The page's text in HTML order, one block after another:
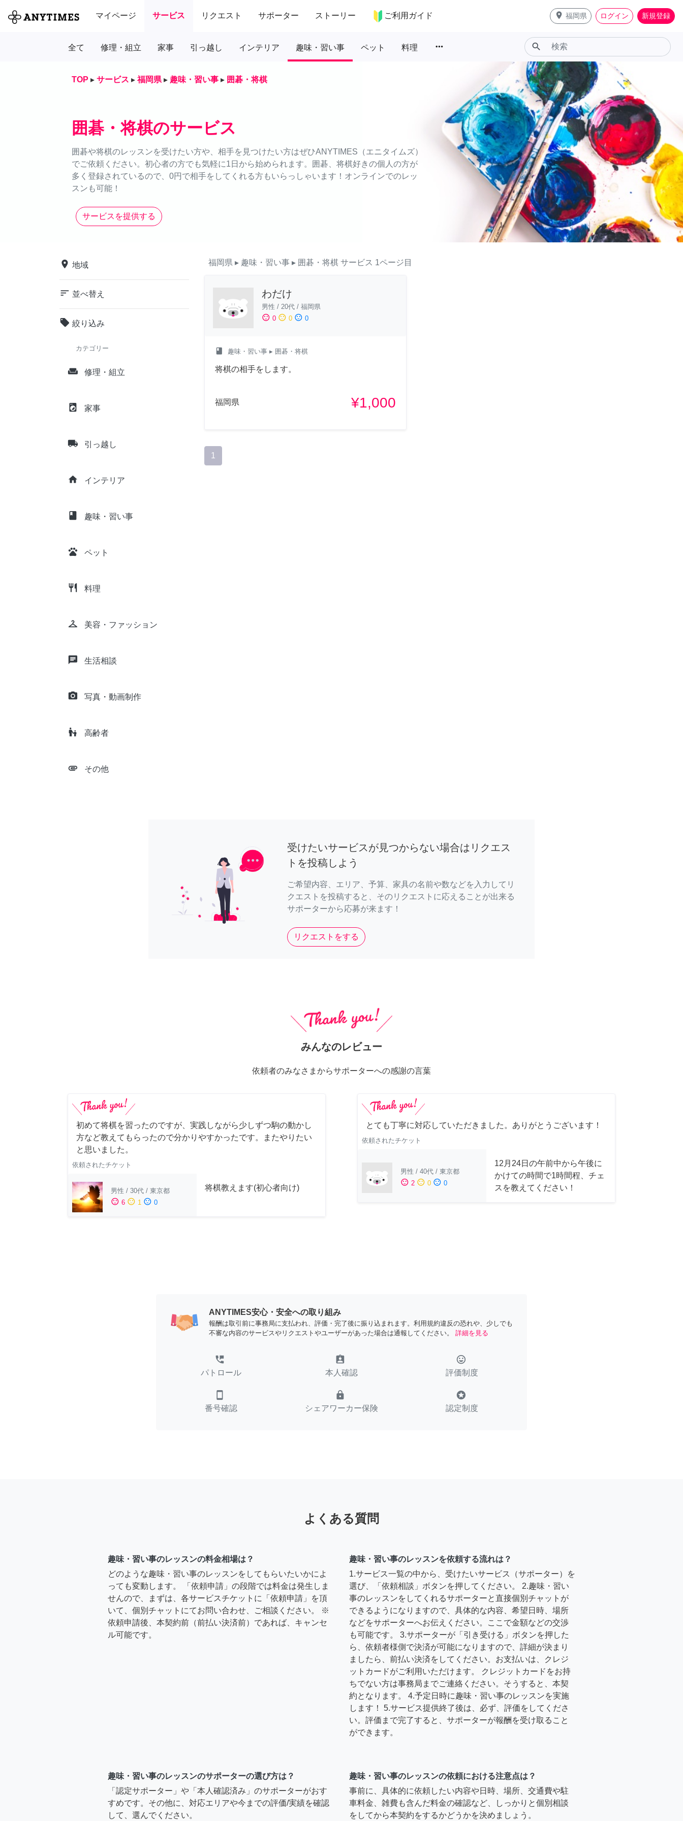
マイページ サービス リクエスト サポーター ストーリー ご利用ガイド place 福岡県 ログイン 新規登録
全て 修理・組立 家事 引っ越し インテリア 趣味・習い事 ペット 料理 more_horiz search
TOP ▸ サービス ▸ 福岡県 ▸ 趣味・習い事 ▸ 囲碁・将棋
囲碁・将棋のサービス
囲碁や将棋のレッスンを受けたい方や、相手を見つけたい方はぜひANYTIMES（エニタイムズ）
でご依頼ください。初心者の方でも気軽に1日から始められます。囲碁、将棋好きの個人の方が
多く登録されているので、0円で相手をしてくれる方もいらっしゃいます！オンラインでのレッ
スンも可能！
サービスを提供する
place 地域
sort 並べ替え
local_offer 絞り込み
カテゴリー
weekend 修理・組立
local_laundry_service 家事
local_shipping 引っ越し
home インテリア
class 趣味・習い事
pets ペット
restaurant 料理
checkroom 美容・ファッション
chat 生活相談
camera_alt 写真・動画制作
escalator_warning 高齢者
attachment その他
福岡県 ▸ 趣味・習い事 ▸ 囲碁・将棋 サービス 1ページ目
わだけ
男性 / 20代 / 福岡県
sentiment_satisfied 0 sentiment_neutral 0 sentiment_dissatisfied 0
class 趣味・習い事 ▸ 囲碁・将棋
将棋の相手をします。
福岡県 ¥1,000
1
受けたいサービスが見つからない場合はリクエス
トを投稿しよう
ご希望内容、エリア、予算、家具の名前や数などを入力してリ
クエストを投稿すると、そのリクエストに応えることが出来る
サポーターから応募が来ます！
リクエストをする
みんなのレビュー
依頼者のみなさまからサポーターへの感謝の言葉
初めて将棋を習ったのですが、実践しながら少しずつ駒の動かし
方など教えてもらったので分かりやすかったです。またやりたい
と思いました。
依頼されたチケット
男性 / 30代 / 東京都
sentiment_satisfied 6 sentiment_neutral 1 sentiment_dissatisfied 0
将棋教えます(初心者向け)
とても丁寧に対応していただきました。ありがとうございます！
依頼されたチケット
男性 / 40代 / 東京都
sentiment_satisfied 2 sentiment_neutral 0 sentiment_dissatisfied 0
12月24日の午前中から午後に
かけての時間で1時間程、チェ
スを教えてください！
ANYTIMES安心・安全への取り組み
報酬は取引前に事務局に支払われ、評価・完了後に振り込まれます。利用規約違反の恐れや、少しでも
不審な内容のサービスやリクエストやユーザーがあった場合は通報してください。
詳細を見る
perm_phone_msg
パトロール
assignment_ind
本人確認
tag_faces
評価制度
smartphone
番号確認
lock
シェアワーカー保険
stars
認定制度
よくある質問
趣味・習い事のレッスンの料金相場は？
どのような趣味・習い事のレッスンをしてもらいたいかによ
っても変動します。 「依頼申請」の段階では料金は発生しま
せんので、まずは、各サービスチケットに「依頼申請」を頂
いて、個別チャットにてお問い合わせ、ご相談ください。 ※
依頼申請後、本契約前（前払い決済前）であれば、キャンセ
ル可能です。
趣味・習い事のレッスンを依頼する流れは？
1.サービス一覧の中から、受けたいサービス（サポーター）を
選び、「依頼相談」ボタンを押してください。 2.趣味・習い
事のレッスンをしてくれるサポーターと直接個別チャットが
できるようになりますので、具体的な内容、希望日時、場所
などをサポーターへお伝えください。ここで金額などの交渉
も可能です。 3.サポーターが「引き受ける」ボタンを押した
ら、依頼者様側で決済が可能になりますので、詳細が決まり
ましたら、前払い決済をしてください。お支払いは、クレジ
ットカードがご利用いただけます。 クレジットカードをお持
ちでない方は事務局までご連絡ください。そうすると、本契
約となります。 4.予定日時に趣味・習い事のレッスンを実施
します！ 5.サービス提供終了後は、必ず、評価をしてくださ
い。評価まで完了すると、サポーターが報酬を受け取ること
ができます。
趣味・習い事のレッスンのサポーターの選び方は？
「認定サポーター」や「本人確認済み」のサポーターがおす
すめです。その他に、対応エリアや今までの評価/実績を確認
して、選んでください。
趣味・習い事のレッスンの依頼における注意点は？
事前に、具体的に依頼したい内容や日時、場所、交通費や駐
車料金、雑費も含んだ料金の確認など、しっかりと個別相談
をしてから本契約をするかどうかを決めましょう。